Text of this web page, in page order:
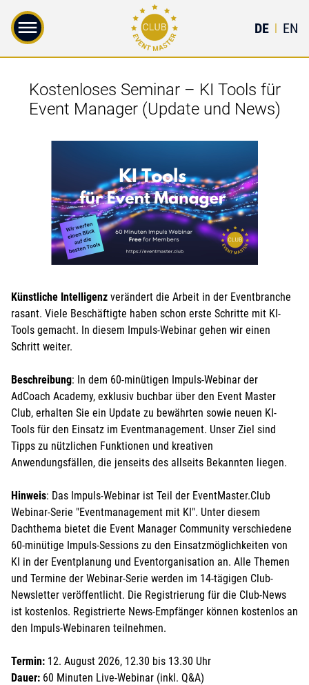
DE | EN
Kostenloses Seminar – KI Tools für
Event Manager (Update und News)
Künstliche Intelligenz verändert die Arbeit in der Eventbranche
rasant. Viele Beschäftigte haben schon erste Schritte mit KI-
Tools gemacht. In diesem Impuls-Webinar gehen wir einen
Schritt weiter.
Beschreibung: In dem 60-minütigen Impuls-Webinar der
AdCoach Academy, exklusiv buchbar über den Event Master
Club, erhalten Sie ein Update zu bewährten sowie neuen KI-
Tools für den Einsatz im Eventmanagement. Unser Ziel sind
Tipps zu nützlichen Funktionen und kreativen
Anwendungsfällen, die jenseits des allseits Bekannten liegen.
Hinweis: Das Impuls-Webinar ist Teil der EventMaster.Club
Webinar-Serie "Eventmanagement mit KI". Unter diesem
Dachthema bietet die Event Manager Community verschiedene
60-minütige Impuls-Sessions zu den Einsatzmöglichkeiten von
KI in der Eventplanung und Eventorganisation an. Alle Themen
und Termine der Webinar-Serie werden im 14-tägigen Club-
Newsletter veröffentlicht. Die Registrierung für die Club-News
ist kostenlos. Registrierte News-Empfänger können kostenlos an
den Impuls-Webinaren teilnehmen.
Termin: 12. August 2026, 12.30 bis 13.30 Uhr
Dauer: 60 Minuten Live-Webinar (inkl. Q&A)